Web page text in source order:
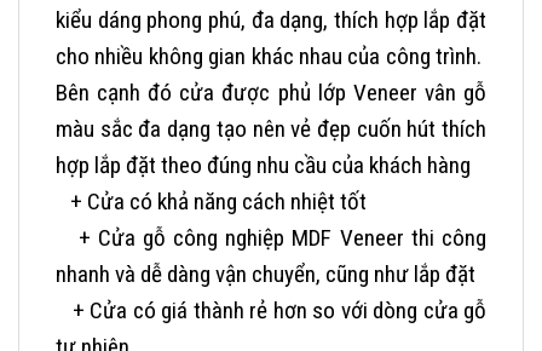
kiểu dáng phong phú, đa dạng, thích hợp lắp đặt
cho nhiều không gian khác nhau của công trình.
Bên cạnh đó cửa được phủ lớp Veneer vân gỗ
màu sắc đa dạng tạo nên vẻ đẹp cuốn hút thích
hợp lắp đặt theo đúng nhu cầu của khách hàng
+ Cửa có khả năng cách nhiệt tốt
+ Cửa gỗ công nghiệp MDF Veneer thi công
nhanh và dễ dàng vận chuyển, cũng như lắp đặt
+ Cửa có giá thành rẻ hơn so với dòng cửa gỗ